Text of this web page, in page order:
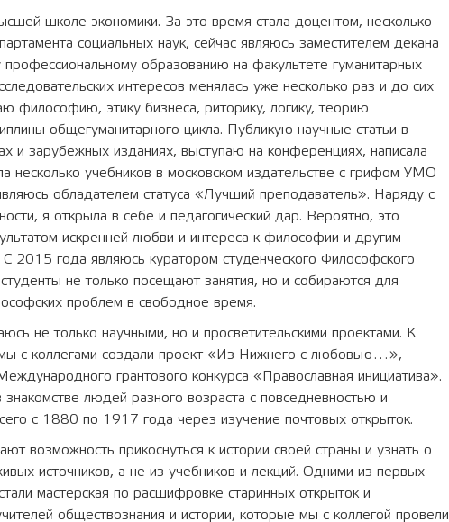
школе экономики. За это время стала доцентом, несколько
социальных наук, сейчас являюсь заместителем декана
образованию на факультете гуманитарных
интересов менялась уже несколько раз и до сих
философию, этику бизнеса, риторику, логику, теорию
общегуманитарного цикла. Публикую научные статьи в
и зарубежных изданиях, выступаю на конференциях, написала
несколько учебников в московском издательстве с грифом УМО
обладателем статуса «Лучший преподаватель». Наряду с
я открыла в себе и педагогический дар. Вероятно, это
искренней любви и интереса к философии и другим
2015 года являюсь куратором студенческого Философского
не только посещают занятия, но и собираются для
проблем в свободное время.
не только научными, но и просветительскими проектами. К
с коллегами создали проект «Из Нижнего с любовью…»,
грантового конкурса «Православная инициатива».
знакомстве людей разного возраста с повседневностью и
с 1880 по 1917 года через изучение почтовых открыток.
возможность прикоснуться к истории своей страны и узнать о
источников, а не из учебников и лекций. Одними из первых
мастерская по расшифровке старинных открыток и
обществознания и истории, которые мы с коллегой провели